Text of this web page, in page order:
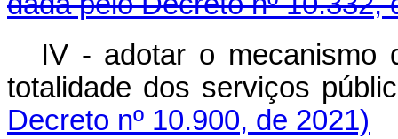
IV - adotar o mecanismo
totalidade dos serviços
Decreto nº 10.900, de 2021)